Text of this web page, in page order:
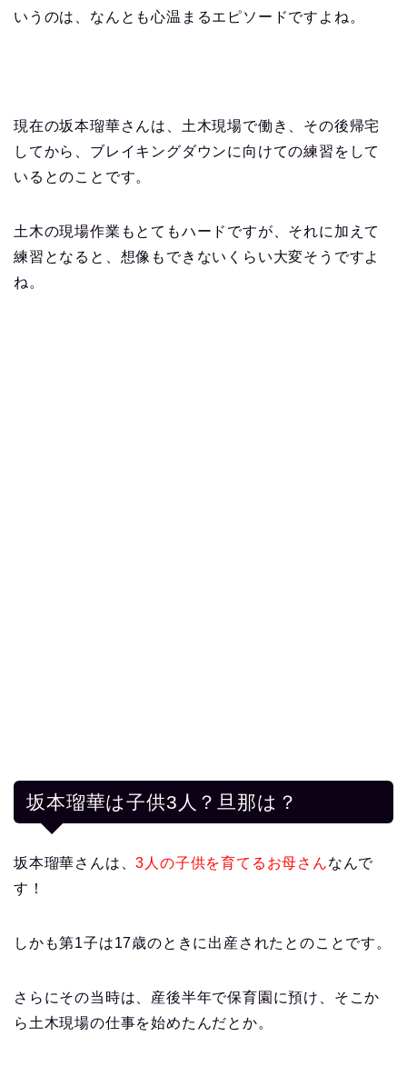
いうのは、なんとも心温まるエピソードですよね。
現在の坂本瑠華さんは、土木現場で働き、その後帰宅
してから、ブレイキングダウンに向けての練習をして
いるとのことです。
土木の現場作業もとてもハードですが、それに加えて
練習となると、想像もできないくらい大変そうですよ
ね。
坂本瑠華は子供3人？旦那は？
坂本瑠華さんは、3人の子供を育てるお母さんなんで
す！
しかも第1子は17歳のときに出産されたとのことです。
さらにその当時は、産後半年で保育園に預け、そこか
ら土木現場の仕事を始めたんだとか。